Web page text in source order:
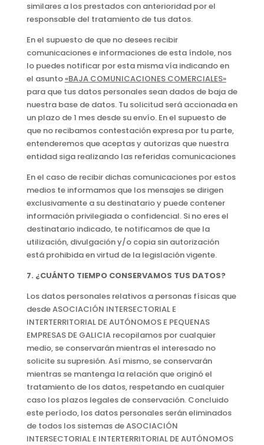
similares a los prestados con anterioridad por el
responsable del tratamiento de tus datos.
En el supuesto de que no desees recibir
comunicaciones e informaciones de esta índole, nos
lo puedes notificar por esta misma vía indicando en
el asunto «BAJA COMUNICACIONES COMERCIALES»
para que tus datos personales sean dados de baja de
nuestra base de datos. Tu solicitud será accionada en
un plazo de 1 mes desde su envío. En el supuesto de
que no recibamos contestación expresa por tu parte,
entenderemos que aceptas y autorizas que nuestra
entidad siga realizando las referidas comunicaciones
En el caso de recibir dichas comunicaciones por estos
medios te informamos que los mensajes se dirigen
exclusivamente a su destinatario y puede contener
información privilegiada o confidencial. Si no eres el
destinatario indicado, te notificamos de que la
utilización, divulgación y/o copia sin autorización
está prohibida en virtud de la legislación vigente.
7. ¿CUÁNTO TIEMPO CONSERVAMOS TUS DATOS?
Los datos personales relativos a personas físicas que
desde ASOCIACIÓN INTERSECTORIAL E
INTERTERRITORIAL DE AUTÓNOMOS E PEQUENAS
EMPRESAS DE GALICIA recopilamos por cualquier
medio, se conservarán mientras el interesado no
solicite su supresión. Así mismo, se conservarán
mientras se mantenga la relación que originó el
tratamiento de los datos, respetando en cualquier
caso los plazos legales de conservación. Concluido
este período, los datos personales serán eliminados
de todos los sistemas de ASOCIACIÓN
INTERSECTORIAL E INTERTERRITORIAL DE AUTÓNOMOS